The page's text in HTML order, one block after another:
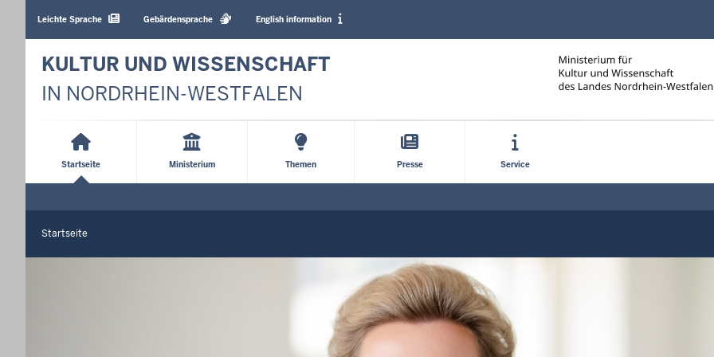
Sprachen
Leichte Sprache Gebärdensprache English information
KULTUR UND WISSENSCHAFT
IN NORDRHEIN-WESTFALEN
Startseite Ministerium Themen Presse Service
Sie
befinden
Startseite
S